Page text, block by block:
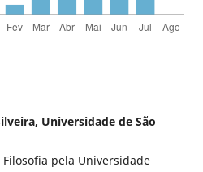
Universidade de São
pela Universidade